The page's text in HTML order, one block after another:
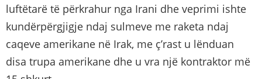
luftëtarë të përkrahur nga Irani dhe veprimi ishte
kundërpërgjigje ndaj sulmeve me raketa ndaj
caqeve amerikane në Irak, me ç’rast u lënduan
disa trupa amerikane dhe u vra një kontraktor më